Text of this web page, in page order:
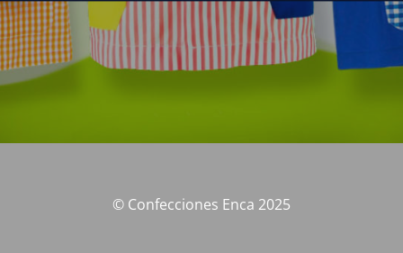
© Confecciones Enca 2025